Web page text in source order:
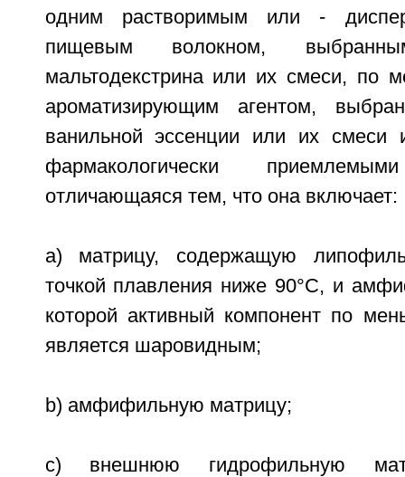
одним растворимым или -
пищевым волокном,
мальтодекстрина или их смеси, по
ароматизирующим агентом,
ванильной эссенции или их
фармакологически
отличающаяся тем, что она включает:
a) матрицу, содержащую
точкой плавления ниже 90°C, и
которой активный компонент по
является шаровидным;
b) амфифильную матрицу;
c) внешнюю гидрофильную